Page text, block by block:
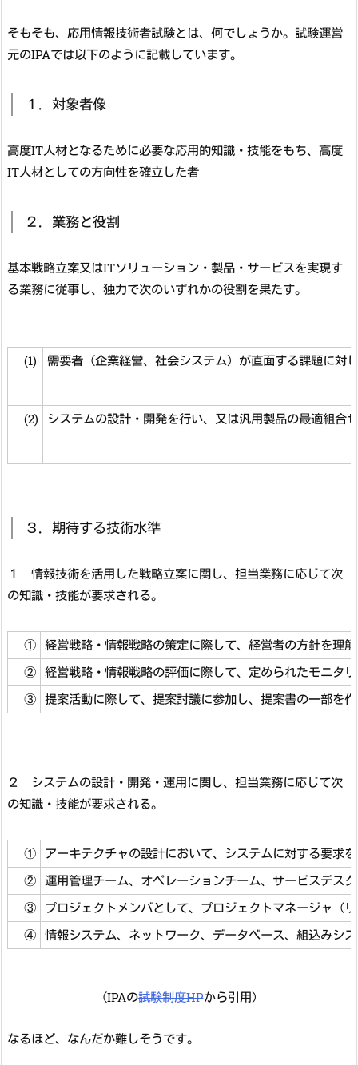
そもそも、応用情報技術者試験とは、何でしょうか。試験運営
元のIPAでは以下のように記載しています。
１．対象者像
高度IT人材となるために必要な応用的知識・技能をもち、高度
IT人材としての方向性を確立した者
２．業務と役割
基本戦略立案又はITソリューション・製品・サービスを実現す
る業務に従事し、独力で次のいずれかの役割を果たす。
(1) 需要者（企業経営、社会システム）が直面する課題に対
(2) システムの設計・開発を行い、又は汎用製品の最適組合
３．期待する技術水準
１ 情報技術を活用した戦略立案に関し、担当業務に応じて次
の知識・技能が要求される。
① 経営戦略・情報戦略の策定に際して、経営者の方針を理
② 経営戦略・情報戦略の評価に際して、定められたモニタ
③ 提案活動に際して、提案討議に参加し、提案書の一部を
２ システムの設計・開発・運用に関し、担当業務に応じて次
の知識・技能が要求される。
① アーキテクチャの設計において、システムに対する要求
② 運用管理チーム、オペレーションチーム、サービスデス
③ プロジェクトメンバとして、プロジェクトマネージャ（
④ 情報システム、ネットワーク、データベース、組込みシ
（IPAの試験制度HPから引用）
なるほど、なんだか難しそうです。